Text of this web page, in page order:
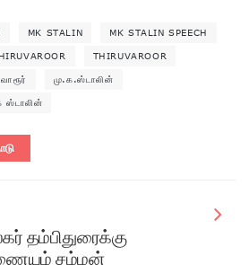
MK STALIN MK STALIN SPEECH
THIRUVAROOR
மு.க.ஸ்டாலின்
ஸ்டாலின்
தம்பிதுரைக்கு
சம்மன்